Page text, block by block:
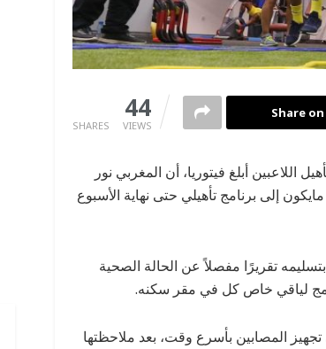
SHARES
44
VIEWS
Share
أبلغ فيتوريا، أن المغربي نور
إلى برنامج تأهيلي حتى نهاية الأسبوع
تقريرًا مفصلاً عن الحالة الصحية
لياقي خاص كل في مقر سكنه.
المصابين بأسرع وقت، بعد ملاحظتها